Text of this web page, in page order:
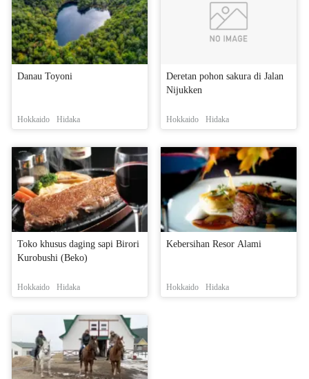
Danau Toyoni
Hokkaido Hidaka
Deretan pohon sakura di Jalan
Nijukken
Hokkaido Hidaka
Toko khusus daging sapi Birori
Kurobushi (Beko)
Hokkaido Hidaka
Kebersihan Resor Alami
Hokkaido Hidaka